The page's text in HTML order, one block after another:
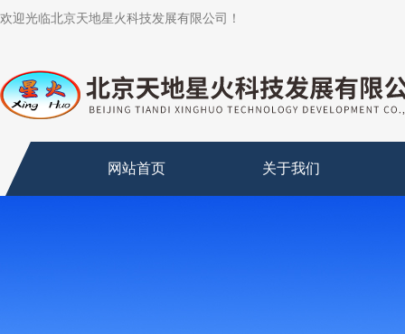
欢迎光临北京天地星火科技发展有限公司！
网站首页 关于我们